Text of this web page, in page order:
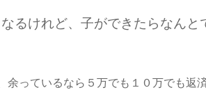
るけれど、子ができたらなんと
余っているなら５万でも１０万でも返